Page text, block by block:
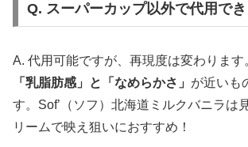
Q. スーパーカップ以外で代用でき
A. 代用可能ですが、再現度は変わります
「乳脂肪感」と「なめらかさ」 が近いも
す。Sof’（ソフ）北海道ミルクバニラは
リームで映え狙いにおすすめ！